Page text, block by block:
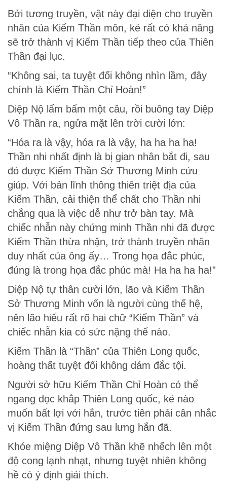
Bởi tương truyền, vật này đại diện cho truyền
nhân của Kiếm Thần môn, kẻ rất có khả năng
sẽ trở thành vị Kiếm Thần tiếp theo của Thiên
Thần đại lục.
“Không sai, ta tuyệt đối không nhìn lầm, đây
chính là Kiếm Thần Chỉ Hoàn!”
Diệp Nộ lẩm bẩm một câu, rồi buông tay Diệp
Vô Thần ra, ngửa mặt lên trời cười lớn:
“Hóa ra là vậy, hóa ra là vậy, ha ha ha ha!
Thần nhi nhất định là bị gian nhân bắt đi, sau
đó được Kiếm Thần Sở Thương Minh cứu
giúp. Với bản lĩnh thông thiên triệt địa của
Kiếm Thần, cải thiện thể chất cho Thần nhi
chẳng qua là việc dễ như trở bàn tay. Mà
chiếc nhẫn này chứng minh Thần nhi đã được
Kiếm Thần thừa nhận, trở thành truyền nhân
duy nhất của ông ấy… Trong họa đắc phúc,
đúng là trong họa đắc phúc mà! Ha ha ha ha!”
Diệp Nộ tự thân cười lớn, lão và Kiếm Thần
Sở Thương Minh vốn là người cùng thế hệ,
nên lão hiểu rất rõ hai chữ “Kiếm Thần” và
chiếc nhẫn kia có sức nặng thế nào.
Kiếm Thần là “Thần” của Thiên Long quốc,
hoàng thất tuyệt đối không dám đắc tội.
Người sở hữu Kiếm Thần Chỉ Hoàn có thể
ngang dọc khắp Thiên Long quốc, kẻ nào
muốn bất lợi với hắn, trước tiên phải cân nhắc
vị Kiếm Thần đứng sau lưng hắn đã.
Khóe miệng Diệp Vô Thần khẽ nhếch lên một
độ cong lạnh nhạt, nhưng tuyệt nhiên không
hề có ý định giải thích.